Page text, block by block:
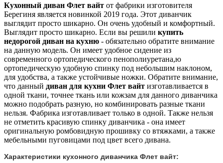
Кухонный диван Флет вайт от фабрики изготовителя
Берегиня является новинкой 2019 года. Этот диванчик
выглядит просто шикарно. Он очень удобный и комфортный.
Выглядит просто шикарно. Если вы решили купить
недорогой диван на кухню - обязательно обратите внимание
на данную модель. Он имеет удобное сидение из
современного ортопедического пенополиуретана,ю
ортопедическую удобную спинку под небольшим наклоном,
для удобства, а также устойчивые ножки. Обратите внимание,
что данный диван для кухни Флет вайт изготавливается в
одной ткани, точнее ткань или кожзам для данного диванчика
можно подобрать разную, но комбинировать разные ткани
нельзя. Фабрика изготавливает только в одной. Также нельзя
не отметить красивую спинку диванчика - она имеет
оригинальную ромбовидную прошивку со втяжками, а также
мебельными пуговицами под цвет всего дивана.
Характеристики кухонного диванчика Флет вайт: